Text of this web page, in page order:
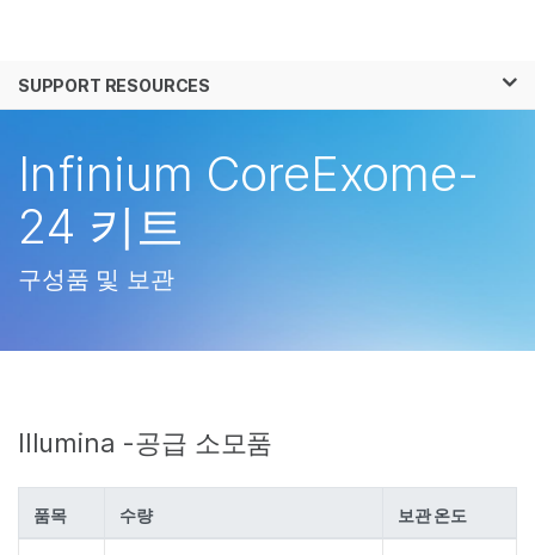
솔루션
회사
지원
SUPPORT RESOURCES
Infinium CoreExome-
24 키트
구성품 및 보관
Illumina -공급 소모품
품목 수량 보관 온도
보다 관련성이 높은 콘텐츠를 확인하실 수 있
습니다. 주요 관심 분야를 선택해 주세요:
암 연구
미생물학 연구
농업유전체학 연구
복합 질환 연구
임상 종양학 연구
생식 보건 연구